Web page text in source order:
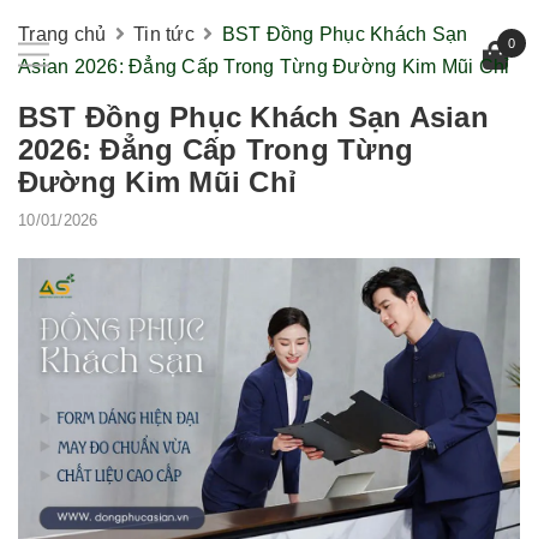
0
Trang chủ Tin tức
BST Đồng Phục Khách Sạn
Asian 2026: Đẳng Cấp Trong Từng Đường Kim Mũi Chỉ
BST Đồng Phục Khách Sạn Asian
2026: Đẳng Cấp Trong Từng
Đường Kim Mũi Chỉ
10/01/2026